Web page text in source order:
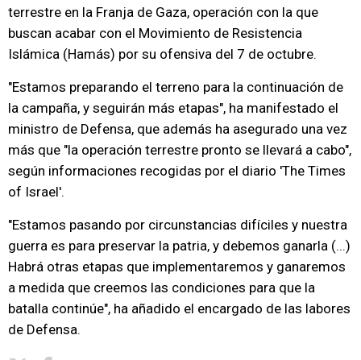
terrestre en la Franja de Gaza, operación con la que
buscan acabar con el Movimiento de Resistencia
Islámica (Hamás) por su ofensiva del 7 de octubre.
"Estamos preparando el terreno para la continuación de
la campaña, y seguirán más etapas", ha manifestado el
ministro de Defensa, que además ha asegurado una vez
más que "la operación terrestre pronto se llevará a cabo",
según informaciones recogidas por el diario 'The Times
of Israel'.
"Estamos pasando por circunstancias difíciles y nuestra
guerra es para preservar la patria, y debemos ganarla (...)
Habrá otras etapas que implementaremos y ganaremos
a medida que creemos las condiciones para que la
batalla continúe", ha añadido el encargado de las labores
de Defensa.